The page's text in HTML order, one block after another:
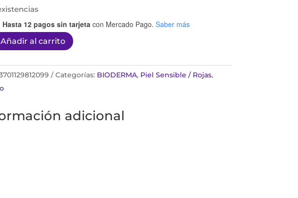
Hasta 12 pagos sin tarjeta con Mercado Pago. Saber más
Añadir al carrito
Categorías: BIODERMA, Piel Sensible / Rojas,
adicional